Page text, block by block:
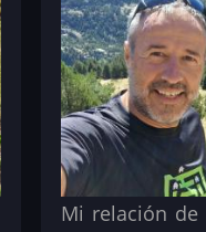
Mi relación